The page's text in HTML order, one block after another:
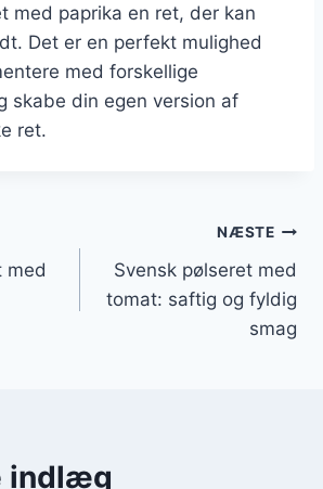
med paprika en ret, der kan
Det er en perfekt mulighed
med forskellige
skabe din egen version af
ret.
med
NÆSTE
Svensk pølseret med
tomat: saftig og fyldig
smag
indlæg